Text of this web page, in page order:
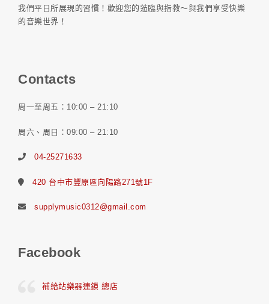
我們平日所展現的習慣！歡迎您的蒞臨與指教～與我們享受快樂
的音樂世界！
Contacts
周一至周五：10:00 – 21:10
周六、周日：09:00 – 21:10
04-25271633
420 台中市豐原區向陽路271號1F
supplymusic0312@gmail.com
Facebook
補給站樂器連鎖 總店